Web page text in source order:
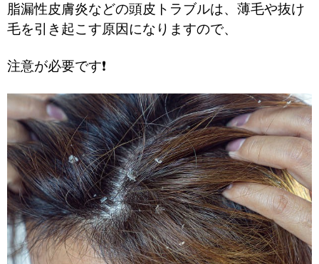
脂漏性皮膚炎などの頭皮トラブルは、薄毛や抜け
毛を引き起こす原因になりますので、
注意が必要です❗